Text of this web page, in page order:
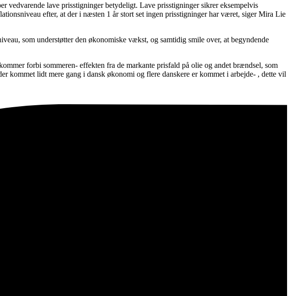
lave prisstigninger betydeligt. Lave prisstigninger sikrer eksempelvis
efter, at der i næsten 1 år stort set ingen prisstigninger har været, siger Mira Lie
som understøtter den økonomiske vækst, og samtidig smile over, at begyndende
forbi sommeren- effekten fra de markante prisfald på olie og andet brændsel, som
lidt mere gang i dansk økonomi og flere danskere er kommet i arbejde- , dette vil